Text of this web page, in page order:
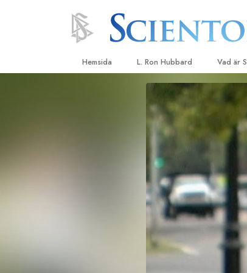
Hemsida L. Ron Hubbard Vad är
Vad
Träffa
Inne i en
En